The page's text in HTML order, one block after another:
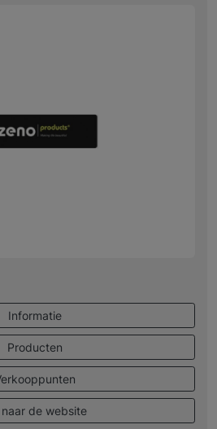
Informatie
Producten
naar de website